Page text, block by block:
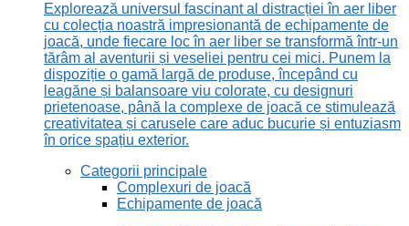
Explorează universul fascinant al distracției în aer liber
cu colecția noastră impresionantă de echipamente de
joacă, unde fiecare loc în aer liber se transformă într-un
tărâm al aventurii și veseliei pentru cei mici. Punem la
dispoziție o gamă largă de produse, începând cu
leagăne și balansoare viu colorate, cu designuri
prietenoase, până la complexe de joacă ce stimulează
creativitatea și carusele care aduc bucurie și entuziasm
în orice spațiu exterior.
Categorii principale
Complexuri de joacă
Echipamente de joacă